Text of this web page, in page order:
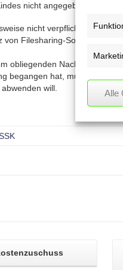
Alle
nicht angegeben hatte.
nicht verpflichtet, die
Filesharing-Software zu
obliegenden
begangen hat, muss er
will.